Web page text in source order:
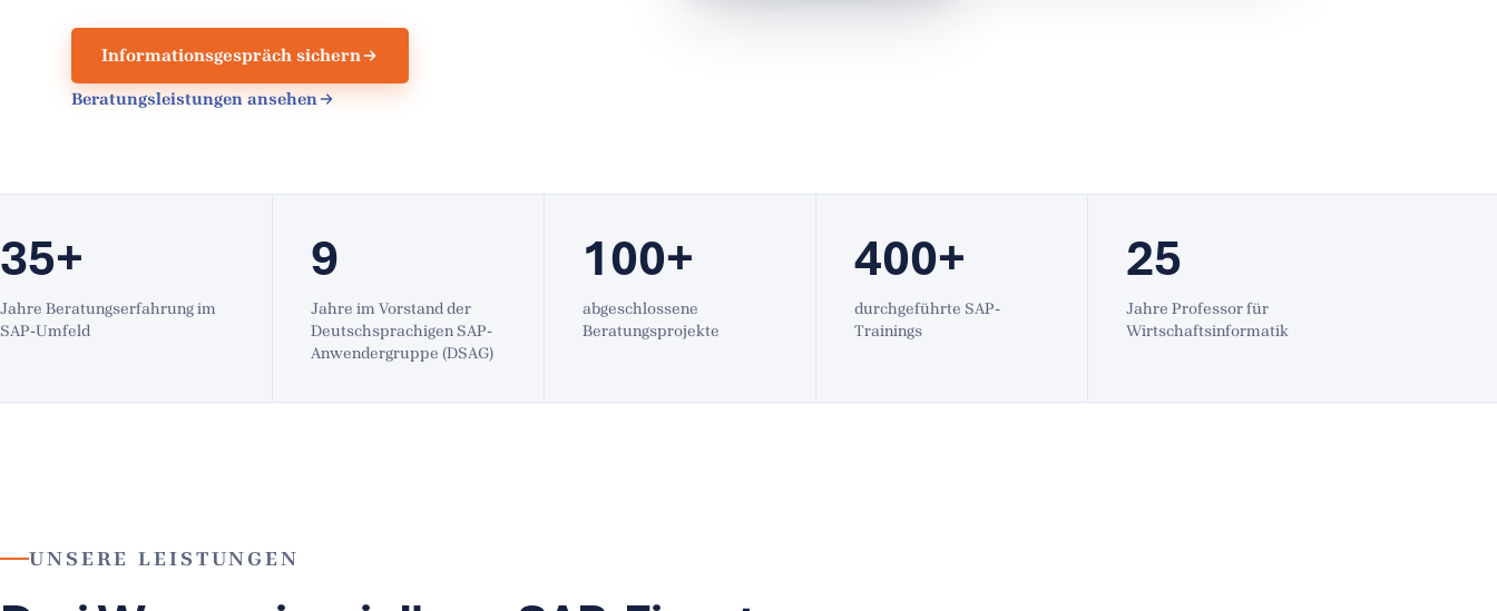
Informationsgespräch sichern
Beratungsleistungen ansehen
35+
Jahre Beratungserfahrung im
SAP-Umfeld
9
Jahre im Vorstand der
Deutschsprachigen SAP-
Anwendergruppe (DSAG)
100+
abgeschlossene
Beratungsprojekte
400+
durchgeführte SAP-
Trainings
25
Jahre Professor für
Wirtschaftsinformatik
UNSERE LEISTUNGEN